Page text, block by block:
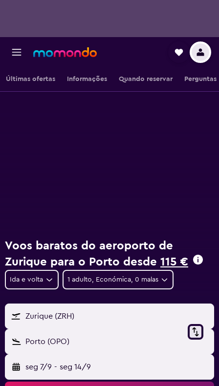
Últimas ofertas Informações Quando reservar Perguntas
Voos baratos do aeroporto de
Zurique para o Porto desde 115 €
Ida e volta 1 adulto, Económica, 0 malas
Zurique (ZRH)
Porto (OPO)
seg 7/9 - seg 14/9